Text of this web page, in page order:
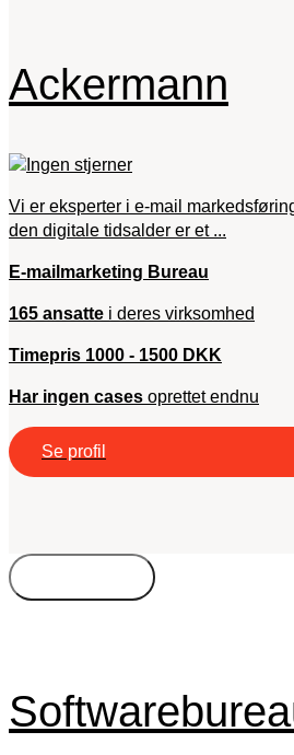
Ackermann
Vi er eksperter i e-mail
den digitale tidsalder er et ...
E-mailmarketing Bureau
165 ansatte i deres virksomhed
Timepris 1000 - 1500 DKK
Har ingen cases oprettet endnu
Se profil